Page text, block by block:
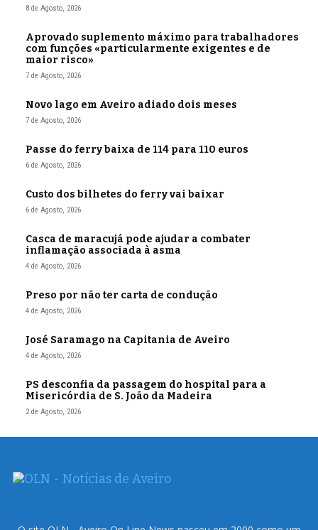
8 de Agosto, 2026
Aprovado suplemento máximo para trabalhadores
com funções «particularmente exigentes e de
maior risco»
7 de Agosto, 2026
Novo lago em Aveiro adiado dois meses
7 de Agosto, 2026
Passe do ferry baixa de 114 para 110 euros
6 de Agosto, 2026
Custo dos bilhetes do ferry vai baixar
6 de Agosto, 2026
Casca de maracujá pode ajudar a combater
inflamação associada à asma
4 de Agosto, 2026
Preso por não ter carta de condução
4 de Agosto, 2026
José Saramago na Capitania de Aveiro
4 de Agosto, 2026
PS desconfia da passagem do hospital para a
Misericórdia de S. João da Madeira
2 de Agosto, 2026